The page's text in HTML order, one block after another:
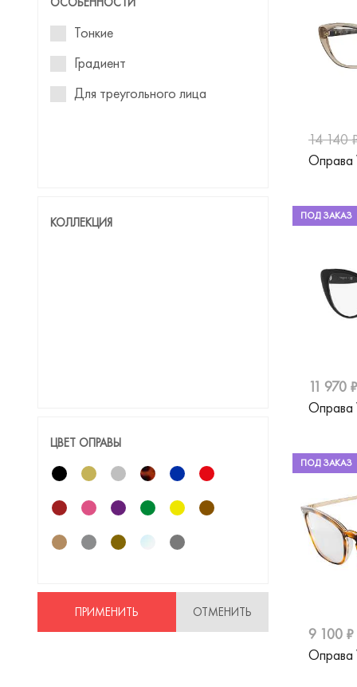
Emily Wu
Emporio Armani
Furla
Marc Jacobs
Matsuda
Max Mara
Max&Co
Miu Miu
Тонкие
Градиент
Для треугольного лица
КОЛЛЕКЦИЯ
ЦВЕТ ОПРАВЫ
ПРИМЕНИТЬ ОТМЕНИТЬ
14 140
Оправа
ПОД ЗАКАЗ
11 970 ₽
Оправа
ПОД ЗАКАЗ
9 100 ₽
Оправа